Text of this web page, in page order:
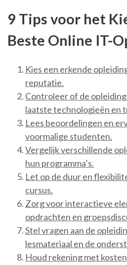
9 Tips voor het
Beste Online IT-
Kies een erkende
reputatie.
Controleer of de
laatste technologieën en
Lees beoordelingen en
voormalige studenten.
Vergelijk verschillende
hun programma’s.
Let op de duur en
cursus.
Zorg voor interactieve
opdrachten en
Stel vragen aan de
lesmateriaal en de
Houd rekening met